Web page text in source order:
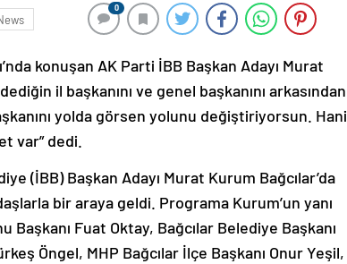
0
konuşan AK Parti İBB Başkan Adayı Murat
il başkanını ve genel başkanını arkasından
yolda görsen yolunu değiştiriyorsun. Hani
var” dedi.
(İBB) Başkan Adayı Murat Kurum Bağcılar’da
bir araya geldi. Programa Kurum’un yanı
Fuat Oktay, Bağcılar Belediye Başkanı
Öngel, MHP Bağcılar İlçe Başkanı Onur Yeşil,